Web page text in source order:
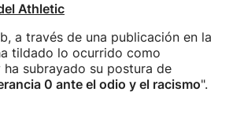
Athletic
a través de una publicación en la
tildado lo ocurrido como
ha subrayado su postura de
0 ante el odio y el racismo".